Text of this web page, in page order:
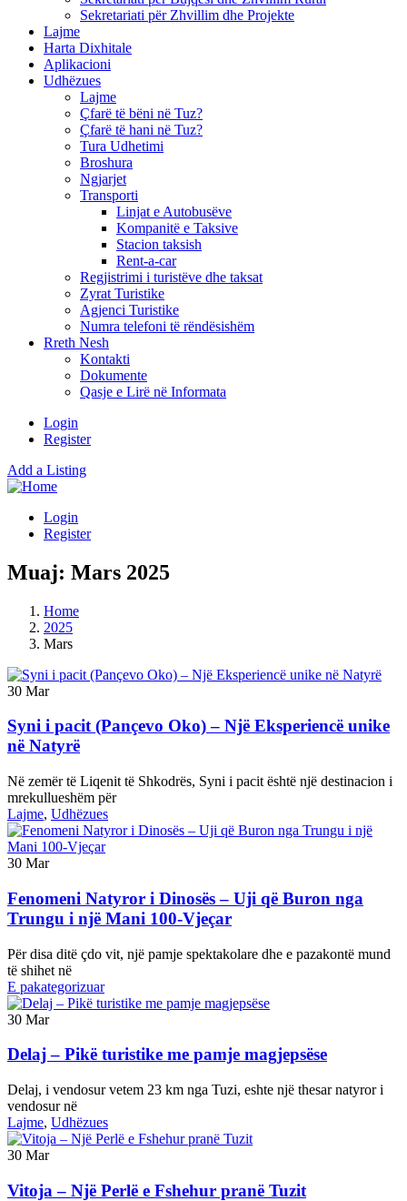
Sekretariati për Zhvillim dhe Projekte
Lajme
Harta Dixhitale
Aplikacioni
Udhëzues
Lajme
Çfarë të bëni në Tuz?
Çfarë të hani në Tuz?
Tura Udhetimi
Broshura
Ngjarjet
Transporti
Linjat e Autobusëve
Kompanitë e Taksive
Stacion taksish
Rent-a-car
Regjistrimi i turistëve dhe taksat
Zyrat Turistike
Agjenci Turistike
Numra telefoni të rëndësishëm
Rreth Nesh
Kontakti
Dokumente
Qasje e Lirë në Informata
Login
Register
Add a Listing
Login
Register
Muaj: Mars 2025
Home
2025
Mars
30 Mar
Syni i pacit (Pançevo Oko) – Një Eksperiencë unike
në Natyrë
Në zemër të Liqenit të Shkodrës, Syni i pacit është një destinacion i
mrekullueshëm për
Lajme, Udhëzues
30 Mar
Fenomeni Natyror i Dinosës – Uji që Buron nga
Trungu i një Mani 100-Vjeçar
Për disa ditë çdo vit, një pamje spektakolare dhe e pazakontë mund
të shihet në
E pakategorizuar
30 Mar
Delaj – Pikë turistike me pamje magjepsëse
Delaj, i vendosur vetem 23 km nga Tuzi, eshte një thesar natyror i
vendosur në
Lajme, Udhëzues
30 Mar
Vitoja – Një Perlë e Fshehur pranë Tuzit